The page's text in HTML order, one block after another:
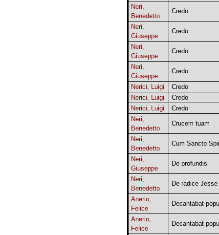
Neri,
Benedetto
Credo
Neri,
Giuseppe
Credo
Neri,
Giuseppe
Credo
Neri,
Giuseppe
Credo
Nerici, Luigi
Credo
Nerici, Luigi
Credo
Nerici, Luigi
Credo
Neri,
Benedetto
Crucem tuam
Neri,
Benedetto
Cum Sancto
Neri,
Giuseppe
De profundis
Neri,
Benedetto
De radice Jesse
Anerio,
Felice
Decantabat
Anerio,
Felice
Decantabat